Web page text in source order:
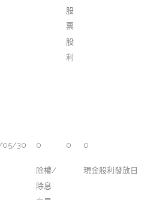
股
票
股
利
05/30 0 0 0
除權/
除息
現金股利發放日